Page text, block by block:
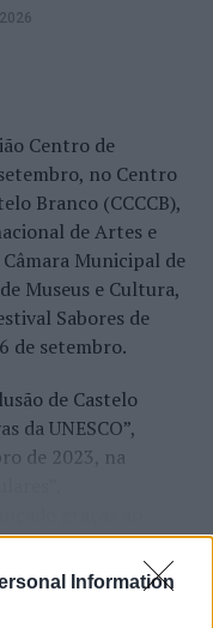
Information
Centro de
no Centro
Branco (CCCCB),
de Artes e
Municipal de
Museus e Cultura,
Sabores de
de setembro.
de Castelo
da UNESCO”,
de 2023, na
do “Bordado
mais
e elemento central